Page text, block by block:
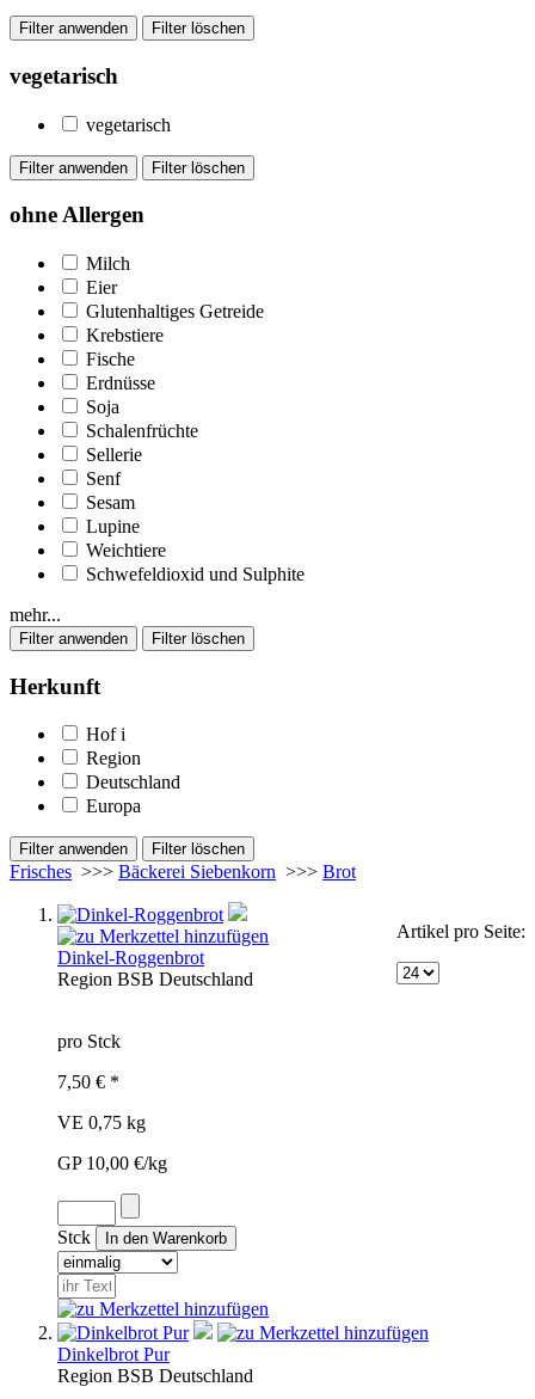
vegetarisch
vegetarisch
ohne Allergen
Milch
Eier
Glutenhaltiges Getreide
Krebstiere
Fische
Erdnüsse
Soja
Schalenfrüchte
Sellerie
Senf
Sesam
Lupine
Weichtiere
Schwefeldioxid und Sulphite
mehr...
Herkunft
Hof i
Region
Deutschland
Europa
Frisches >>> Bäckerei Siebenkorn >>> Brot
Artikel pro Seite:
Dinkel-Roggenbrot
Region BSB Deutschland
pro Stck
7,50 € *
VE 0,75 kg
GP 10,00 €/kg
Stck
Dinkelbrot Pur
Region BSB Deutschland